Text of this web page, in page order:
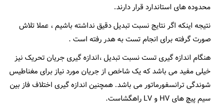
محدوده های استاندارد قرار دارند.
نتیجه اینکه اگر نتایج نسبت تبدیل دقیق نداشته باشیم ، عملا تلاش
صورت گرفته برای انجام تست به هدر رفته است .
هنگام اندازه گیری تست نسبت تبدیل ،اندازه گیری جریان تحریک نیز
خیلی مفید می باشد که یک شاخص از جریان مورد نیاز برای مغناطیس
شوندگی ترانسفورماتور می باشد. همچنین اندازه گیری اختلاف فاز بین
سیم پیچ های HV و LV راهگشاست.